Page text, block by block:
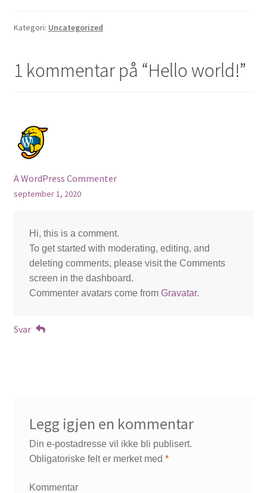
My account
Personvernerklæring
Spørsmål
Vilkår for kjøp
Kategori: Uncategorized
1 kommentar på “Hello world!”
A WordPress Commenter
september 1, 2020
Hi, this is a comment.
To get started with moderating, editing, and
deleting comments, please visit the Comments
screen in the dashboard.
Commenter avatars come from Gravatar.
Svar
Legg igjen en kommentar
Din e-postadresse vil ikke bli publisert.
Obligatoriske felt er merket med *
Kommentar